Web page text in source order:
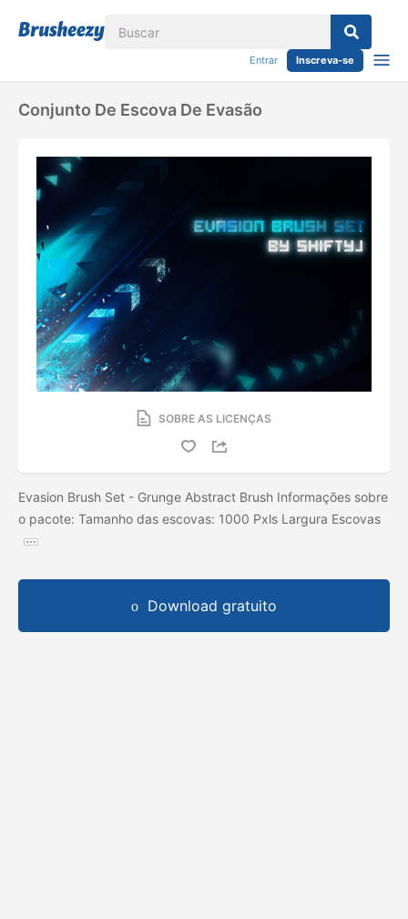
Entrar Inscreva-se
Conjunto De Escova De Evasão
SOBRE AS LICENÇAS
Evasion Brush Set - Grunge Abstract Brush Informações sobre
o pacote: Tamanho das escovas: 1000 Pxls Largura Escovas
Download gratuito